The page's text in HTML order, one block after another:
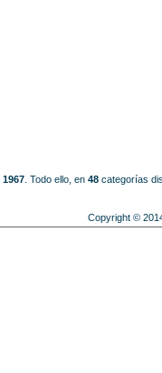
1967 Todo ello, en 48 categorías
Copyright ©